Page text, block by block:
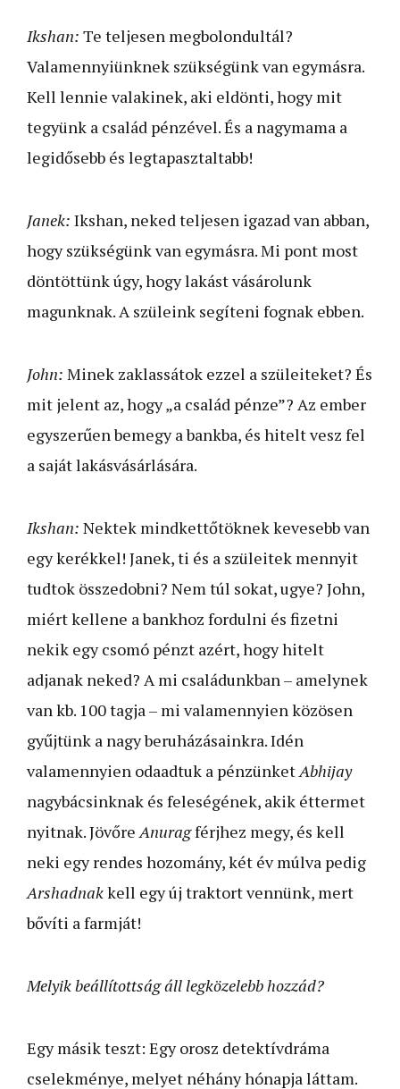
Ikshan: Te teljesen megbolondultál?
Valamennyiünknek szükségünk van egymásra.
Kell lennie valakinek, aki eldönti, hogy mit
tegyünk a család pénzével. És a nagymama a
legidősebb és legtapasztaltabb!
Janek: Ikshan, neked teljesen igazad van abban,
hogy szükségünk van egymásra. Mi pont most
döntöttünk úgy, hogy lakást vásárolunk
magunknak. A szüleink segíteni fognak ebben.
John: Minek zaklassátok ezzel a szüleiteket? És
mit jelent az, hogy „a család pénze”? Az ember
egyszerűen bemegy a bankba, és hitelt vesz fel
a saját lakásvásárlására.
Ikshan: Nektek mindkettőtöknek kevesebb van
egy kerékkel! Janek, ti és a szüleitek mennyit
tudtok összedobni? Nem túl sokat, ugye? John,
miért kellene a bankhoz fordulni és fizetni
nekik egy csomó pénzt azért, hogy hitelt
adjanak neked? A mi családunkban – amelynek
van kb. 100 tagja – mi valamennyien közösen
gyűjtünk a nagy beruházásainkra. Idén
valamennyien odaadtuk a pénzünketAbhijay
nagybácsinknak és feleségének, akik éttermet
nyitnak. JövőreAnuragférjhez megy, és kell
neki egy rendes hozomány, két év múlva pedig
Arshadnakkell egy új traktort vennünk, mert
bővíti a farmját!
Melyik beállítottság áll legközelebb hozzád?
Egy másik teszt: Egy orosz detektívdráma
cselekménye, melyet néhány hónapja láttam.